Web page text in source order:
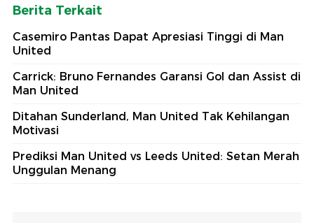
Berita Terkait
Casemiro Pantas Dapat Apresiasi Tinggi di Man
United
Carrick: Bruno Fernandes Garansi Gol dan Assist di
Man United
Ditahan Sunderland, Man United Tak Kehilangan
Motivasi
Prediksi Man United vs Leeds United: Setan Merah
Unggulan Menang